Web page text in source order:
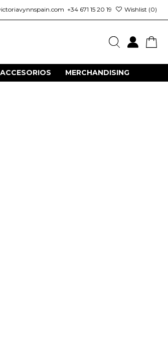
+34 671 15 20 19 Wishlist (0)
ACCESORIOS MERCHANDISING